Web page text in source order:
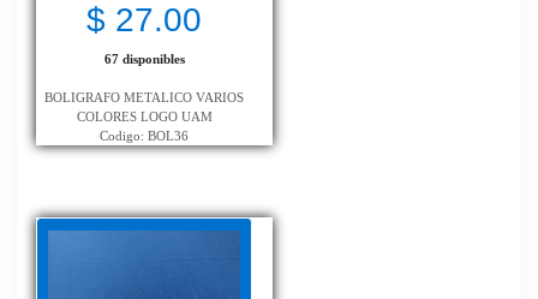
$ 27.00
67 disponibles
BOLIGRAFO METALICO VARIOS
COLORES LOGO UAM
Codigo: BOL36